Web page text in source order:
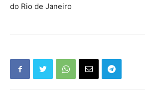
do Rio de Janeiro